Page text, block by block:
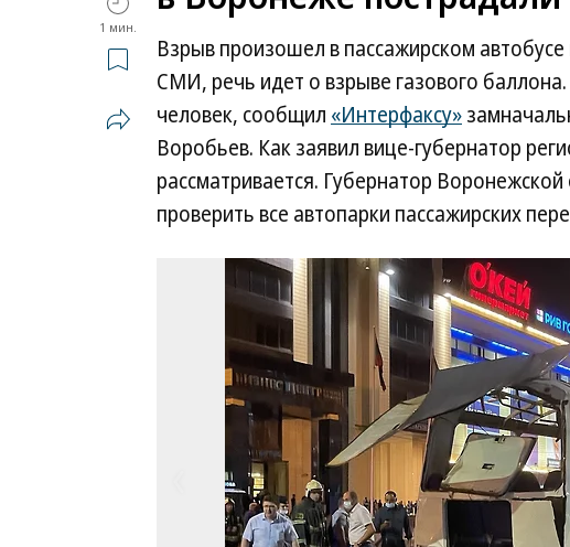
1 мин.
Взрыв произошел в пассажирском
СМИ, речь идет о взрыве газового
человек, сообщил «Интерфаксу»
Воробьев. Как заявил вице-губернатор
рассматривается. Губернатор
проверить все автопарки пассажирских